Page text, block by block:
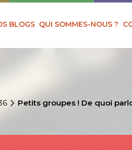
BLOGS QUI SOMMES-NOUS ?
Petits groupes ! De quoi